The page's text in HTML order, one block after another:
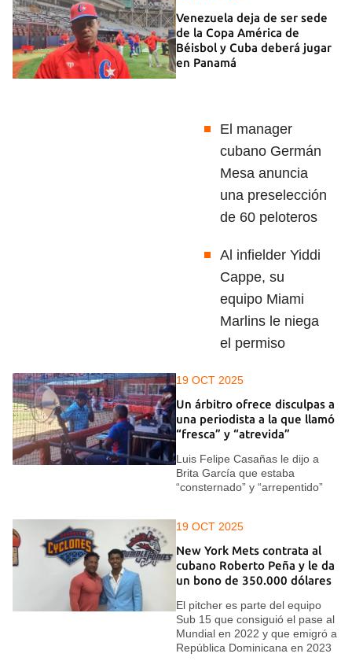
Venezuela deja de ser sede
de la Copa América de
Béisbol y Cuba deberá jugar
en Panamá
El manager
cubano Germán
Mesa anuncia
una preselección
de 60 peloteros
Al infielder Yiddi
Cappe, su
equipo Miami
Marlins le niega
el permiso
19 OCT 2025
Un árbitro ofrece disculpas a
una periodista a la que llamó
“fresca” y “atrevida”
Luis Felipe Casañas le dijo a
Brita García que estaba
“consternado” y “arrepentido”
19 OCT 2025
New York Mets contrata al
cubano Roberto Peña y le da
un bono de 350.000 dólares
El pitcher es parte del equipo
Sub 15 que consiguió el pase al
Mundial en 2022 y que emigró a
República Dominicana en 2023